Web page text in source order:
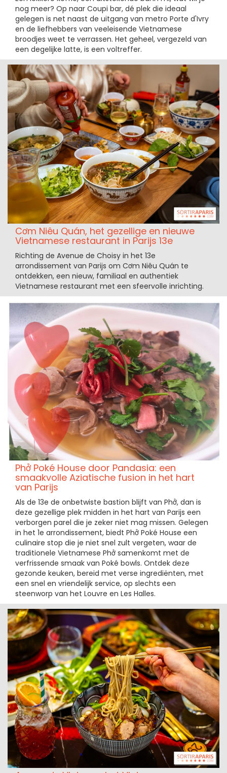
nog meer? Op naar Coupi bar, dé plek die ideaal
gelegen is net naast de uitgang van metro Porte d'Ivry
en de liefhebbers van veeleisende Vietnamese
broodjes weet te verrassen. Het geheel, vergezeld van
een degelijke latte, is een voltreffer.
Cơm Niêu Quán, het gezellige en nieuwe
Vietnamese restaurant in Parijs 13e
Richting de Avenue de Choisy in het 13e
arrondissement van Parijs om Cơm Niêu Quán te
ontdekken, een nieuw, familiaal en authentiek
Vietnamese restaurant met een sfeervolle inrichting.
Phở Poké House door Pandasia: een
smaakvolle Aziatische fusion in het hart
van Parijs
Als de 13e de onbetwiste bastion blijft van Phở, dan is
deze gezellige plek midden in het hart van Parijs een
verborgen parel die je zeker niet mag missen. Gelegen
in het 1e arrondissement, biedt Phở Poké House een
culinaire stop die je niet snel zult vergeten, waar de
traditionele Vietnamese Phở samenkomt met de
verfrissende smaak van Poké bowls. Ontdek deze
gezonde keuken, bereid met verse ingrediënten, met
een snel en vriendelijk service, op slechts een
steenworp van het Louvre en Les Halles.